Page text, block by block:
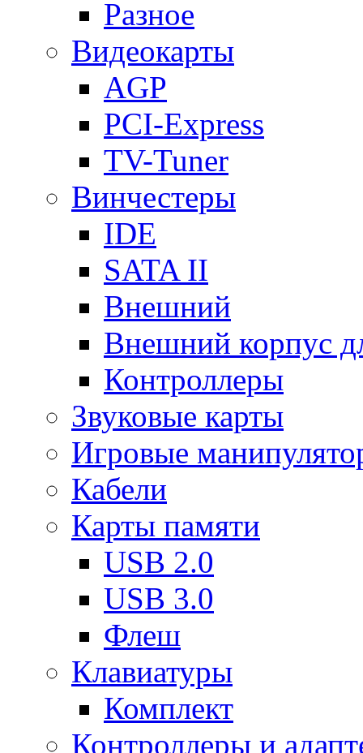
Разное
Видеокарты
AGP
PCI-Express
TV-Tuner
Винчестеры
IDE
SATA II
Внешний
Внешний корпус
Контроллеры
Звуковые карты
Игровые
Кабели
Карты памяти
USB 2.0
USB 3.0
Флеш
Клавиатуры
Комплект
Контроллеры и